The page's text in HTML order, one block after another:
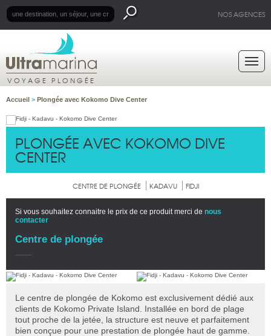
NOS AGENCES
VOYAGE PLONGÉE
Accueil > Plongée avec Kokomo Dive Center
PLONGÉE AVEC KOKOMO DIVE
CENTER
CENTRE DE PLONGÉE KADAVU FIDJI
Si vous souhaitez connaitre le prix de ce produit merci de nous
contacter
Centre de plongée
Le centre de plongée de Kokomo est exclusivement dédié aux
clients de Kokomo Private Island. Installée en bord de plage
tout proche de la jetée, la structure est neuve et parfaitement
bien conçue pour une prestation de plongée haut de gamme.